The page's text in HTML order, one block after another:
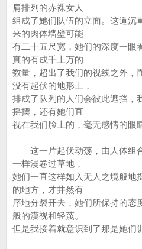
肩排列的赤裸女人
组成了她们队伍的立面。这道沉
来的肉体墙壁可能
有二十五尺宽，她们的深度一眼
真的有成千上万的
数量，超出了我们的视线之外，
没有起伏的地形上，
排成了队列的人们会彼此遮挡，
摇摆，还有她们直
视在我们脸上的，毫无感情的眼
这一片起伏动荡，由人体组
一样漫卷过草地，
她们一直这样如入无人之境般地
的地方，才井然有
序地分裂开去，她们所保持的态
般的漠视和轻蔑。
但是我接着就意识到了那是她们